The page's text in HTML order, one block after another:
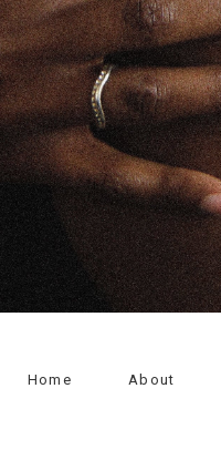
Home About